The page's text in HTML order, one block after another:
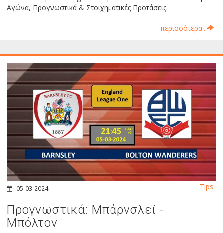
Αγώνα, Προγνωστικά & Στοιχηματικές Προτάσεις.
περισσότερα...
05-03-2024
Προγνωστικά: Μπάρνσλεϊ -
Μπόλτον
Tips